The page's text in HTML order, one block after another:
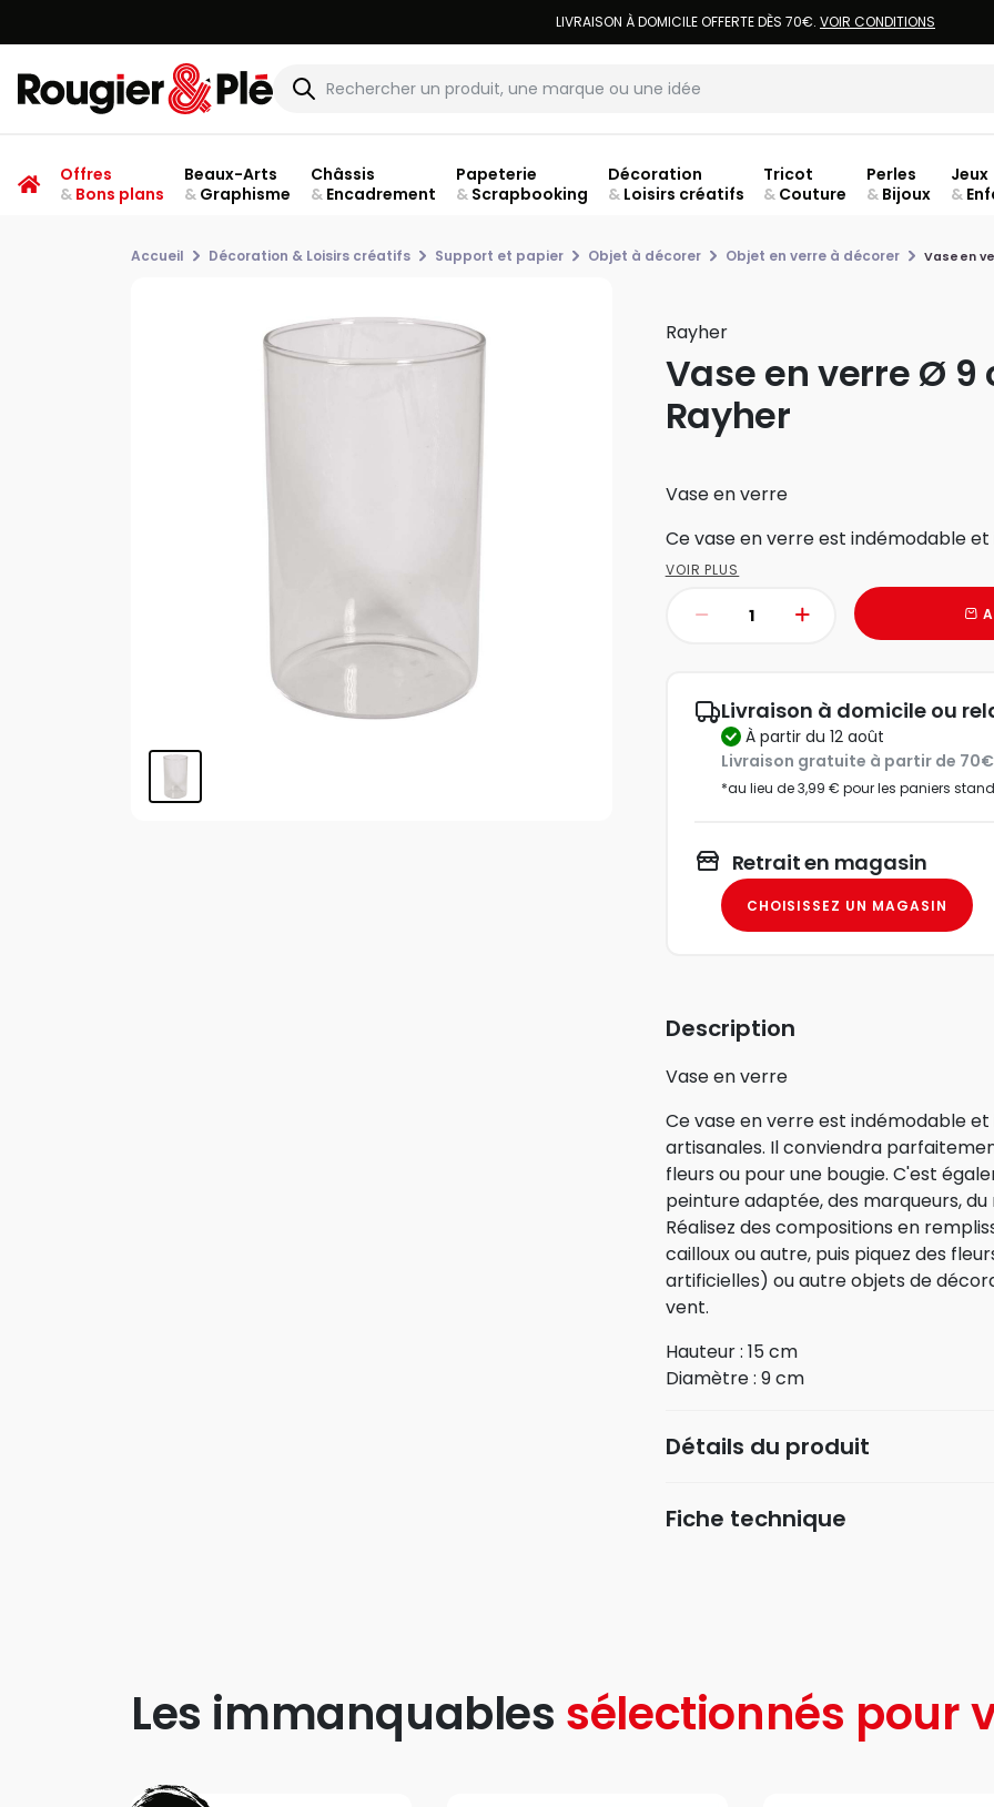
LIVRAISON À DOMICILE OFFERTE DÈS 70€. VOIR CONDITIONS
Offres
&Bons plans
Beaux-Arts
&Graphisme
Châssis
&Encadrement
Papeterie
&Scrapbooking
Décoration
&Loisirs créatifs
Tricot
& Couture
Perles
& Bijoux
Jeux
&
Accueil Décoration & Loisirs créatifs Support et papier Objet à décorer Objet en verre à décorer Vase en
Rayher
Vase en verre Ø 9
Rayher
Vase en verre
Ce vase en verre est indémodable et
VOIR PLUS
Livraison à domicile ou
à partir du 12 août
Livraison gratuite à partir de
*au lieu de 3,99 € pour les paniers
Retrait en magasin
CHOISISSEZ UN MAGASIN
Description
Vase en verre
Ce vase en verre est indémodable
artisanales. Il conviendra
fleurs ou pour une bougie. C'est
peinture adaptée, des marqueurs,
Réalisez des compositions en
cailloux ou autre, puis piquez des
artificielles) ou autre objets de
vent.
Hauteur : 15 cm
Diamètre : 9 cm
Détails du produit
Fiche technique
Les immanquables sélectionnés pour